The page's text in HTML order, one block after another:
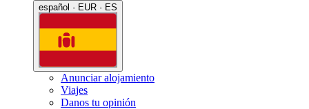
español · EUR · ES
Anunciar alojamiento
Viajes
Danos tu opinión